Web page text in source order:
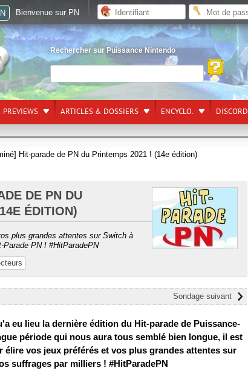
Rechercher sur Puissance Nintendo
PREVIEWS ARTICLES & DOSSIERS ENCYCLO. DISCORD
Hit-parade de PN du Printemps 2021 ! (14e édition)
DE PN DU
ÉDITION)
plus grandes attentes sur Switch à
PN ! #HitParadePN
Sondage suivant
eu lieu la dernière édition du Hit-parade de Puissance-
période qui nous aura tous semblé bien longue, il est
élire vos jeux préférés et vos plus grandes attentes sur
suffrages par milliers ! #HitParadePN
Bienvenue sur PN